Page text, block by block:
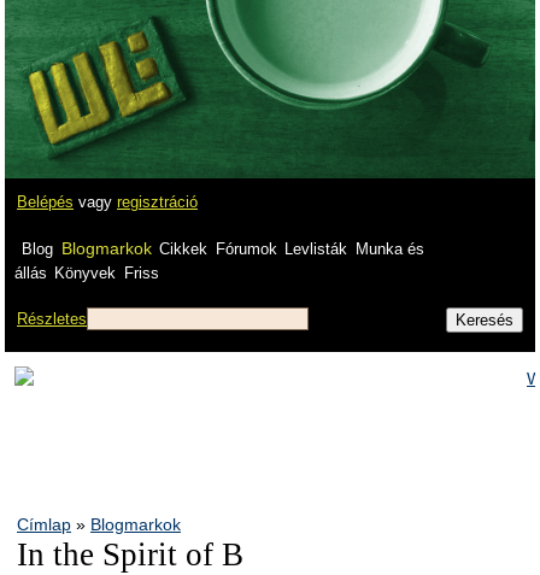
Belépés vagy regisztráció
Blog Blogmarkok Cikkek Fórumok Levlisták
Munka és
állás Könyvek Friss
Részletes
Címlap » Blogmarkok
In the Spirit of B